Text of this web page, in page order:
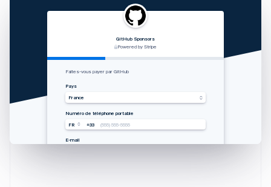
RVshare
Powered by Stripe
Zahlung von Rocket Rides akzeptieren
Land
Vereinigte Staaten
Mobilnummer
USA
+1 (555) 555-5555
E-Mail
Lugg
支付由 STRIPE 支持
从 Lugg 收款
国家
中国香港特别行政区
手机号码
USA
+1 (555) 555-5555
邮箱
Qwick
Powered by Stripe
Get paid by Qwick
Country
United States
Mobile number
USA
+1 (555) 555-5555
Email
GitHub Sponsors
Powered by Stripe
Faites-vous payer par GitHub
Pays
France
Numéro de téléphone portable
FR
+33 (555) 555-5555
E-mail